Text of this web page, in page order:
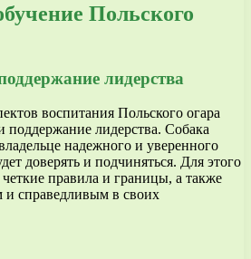
Польского
лидерства
воспитания Польского огара
поддержание лидерства. Собака
надежного и уверенного
доверять и подчиняться. Для этого
правила и границы, а также
и справедливым в своих